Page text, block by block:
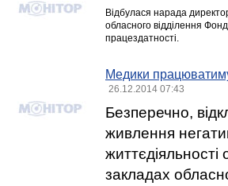
Відбулася нарада
обласного відділення
працездатності.
Медики
26.12.2014 07:43
Безперечно,
живлення
життєдіяльності
закладах